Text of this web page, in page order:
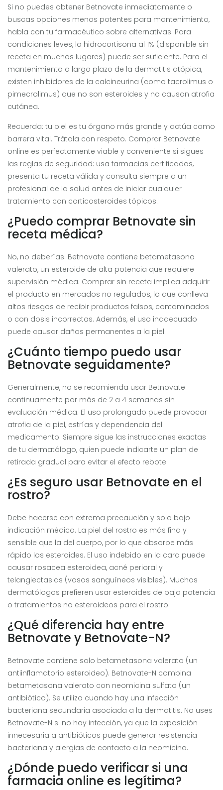
Si no puedes obtener Betnovate inmediatamente o
buscas opciones menos potentes para mantenimiento,
habla con tu farmacéutico sobre alternativas. Para
condiciones leves, la hidrocortisona al 1% (disponible sin
receta en muchos lugares) puede ser suficiente. Para el
mantenimiento a largo plazo de la dermatitis atópica,
existen inhibidores de la calcineurina (como tacrolimus o
pimecrolimus) que no son esteroides y no causan atrofia
cutánea.
Recuerda: tu piel es tu órgano más grande y actúa como
barrera vital. Trátala con respeto. Comprar Betnovate
online es perfectamente viable y conveniente si sigues
las reglas de seguridad: usa farmacias certificadas,
presenta tu receta válida y consulta siempre a un
profesional de la salud antes de iniciar cualquier
tratamiento con corticosteroides tópicos.
¿Puedo comprar Betnovate sin
receta médica?
No, no deberías. Betnovate contiene betametasona
valerato, un esteroide de alta potencia que requiere
supervisión médica. Comprar sin receta implica adquirir
el producto en mercados no regulados, lo que conlleva
altos riesgos de recibir productos falsos, contaminados
o con dosis incorrectas. Además, el uso inadecuado
puede causar daños permanentes a la piel.
¿Cuánto tiempo puedo usar
Betnovate seguidamente?
Generalmente, no se recomienda usar Betnovate
continuamente por más de 2 a 4 semanas sin
evaluación médica. El uso prolongado puede provocar
atrofia de la piel, estrías y dependencia del
medicamento. Siempre sigue las instrucciones exactas
de tu dermatólogo, quien puede indicarte un plan de
retirada gradual para evitar el efecto rebote.
¿Es seguro usar Betnovate en el
rostro?
Debe hacerse con extrema precaución y solo bajo
indicación médica. La piel del rostro es más fina y
sensible que la del cuerpo, por lo que absorbe más
rápido los esteroides. El uso indebido en la cara puede
causar rosacea esteroidea, acné perioral y
telangiectasias (vasos sanguíneos visibles). Muchos
dermatólogos prefieren usar esteroides de baja potencia
o tratamientos no esteroideos para el rostro.
¿Qué diferencia hay entre
Betnovate y Betnovate-N?
Betnovate contiene solo betametasona valerato (un
antiinflamatorio esteroideo). Betnovate-N combina
betametasona valerato con neomicina sulfato (un
antibiótico). Se utiliza cuando hay una infección
bacteriana secundaria asociada a la dermatitis. No uses
Betnovate-N si no hay infección, ya que la exposición
innecesaria a antibióticos puede generar resistencia
bacteriana y alergias de contacto a la neomicina.
¿Dónde puedo verificar si una
farmacia online es legítima?